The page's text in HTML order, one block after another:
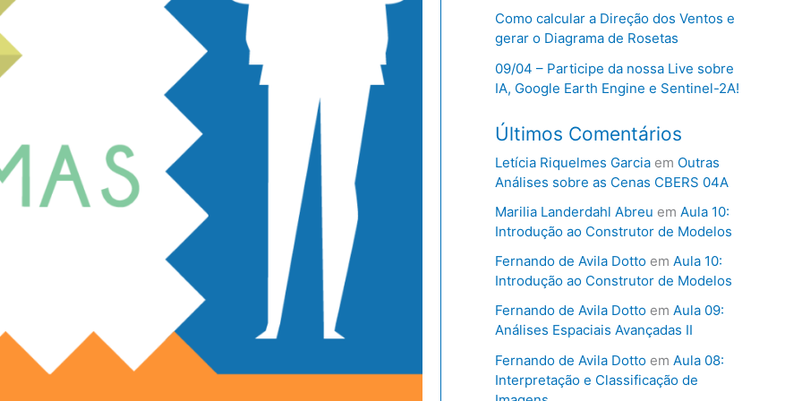
Como calcular a Direção dos Ventos e
gerar o Diagrama de Rosetas
09/04 – Participe da nossa Live sobre
IA, Google Earth Engine e Sentinel-2A!
Últimos Comentários
Letícia Riquelmes Garciaem Outras
Análises sobre as Cenas CBERS 04A
Marilia Landerdahl Abreu em Aula 10:
Introdução ao Construtor de Modelos
Fernando de Avila Dottoem Aula 10:
Introdução ao Construtor de Modelos
Fernando de Avila Dottoem Aula 09:
Análises Espaciais Avançadas II
Fernando de Avila Dottoem Aula 08:
Interpretação e Classificação de